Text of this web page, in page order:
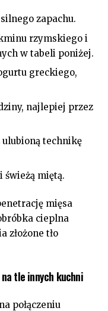
zapachu.
rzymskiego i
w tabeli poniżej.
greckiego,
najlepiej przez
technikę
świeżą miętą.
mięsa
cieplna
złożone tło
tle innych kuchni
połączeniu